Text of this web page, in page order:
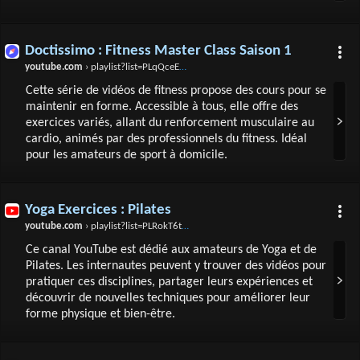
Doctissimo : Fitness Master Class Saison 1
youtube.com › playlist?list=PLqQceE2KkkkfhDh6y-3BRsBmvJNn1_bF1
Cette série de vidéos de fitness propose des cours pour se
maintenir en forme. Accessible à tous, elle offre des
exercices variés, allant du renforcement musculaire au
cardio, animés par des professionnels du fitness. Idéal
pour les amateurs de sport à domicile.
Yoga Exercices : Pilates
youtube.com › playlist?list=PLRokT6tKOyWw691L4EtyLk77HQSP1PNtt
Ce canal YouTube est dédié aux amateurs de Yoga et de
Pilates. Les internautes peuvent y trouver des vidéos pour
pratiquer ces disciplines, partager leurs expériences et
découvrir de nouvelles techniques pour améliorer leur
forme physique et bien-être.